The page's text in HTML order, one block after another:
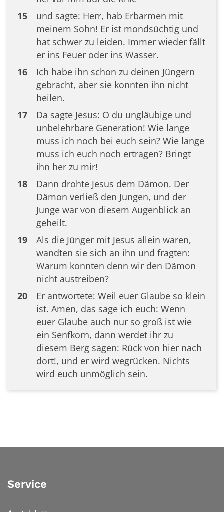
15
und sagte: Herr, hab Erbarmen mit
meinem Sohn! Er ist mondsüchtig und
hat schwer zu leiden. Immer wieder fällt
er ins Feuer oder ins Wasser.
16
Ich habe ihn schon zu deinen Jüngern
gebracht, aber sie konnten ihn nicht
heilen.
17
Da sagte Jesus: O du ungläubige und
unbelehrbare Generation! Wie lange
muss ich noch bei euch sein? Wie lange
muss ich euch noch ertragen? Bringt
ihn her zu mir!
18
Dann drohte Jesus dem Dämon. Der
Dämon verließ den Jungen, und der
Junge war von diesem Augenblick an
geheilt.
19
Als die Jünger mit Jesus allein waren,
wandten sie sich an ihn und fragten:
Warum konnten denn wir den Dämon
nicht austreiben?
20
Er antwortete: Weil euer Glaube so klein
ist. Amen, das sage ich euch: Wenn
euer Glaube auch nur so groß ist wie
ein Senfkorn, dann werdet ihr zu
diesem Berg sagen: Rück von hier nach
dort!, und er wird wegrücken. Nichts
wird euch unmöglich sein.
Service